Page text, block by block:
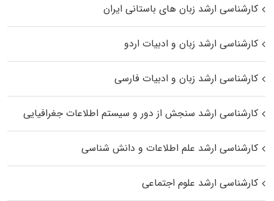
کارشناسی ارشد زبان‌ های باستانی ایران
کارشناسی ارشد زبان و ادبیات اردو
کارشناسی ارشد زبان و ادبیات فارسی
کارشناسی ارشد سنجش از دور و سیستم اطلاعات جغرافیایی
کارشناسی ارشد علم اطلاعات و دانش شناسی
کارشناسی ارشد علوم اجتماعی